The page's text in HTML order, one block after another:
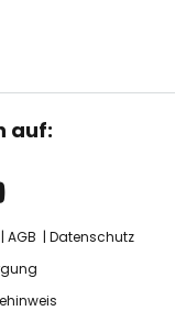
auf:
AGB
Datenschutz